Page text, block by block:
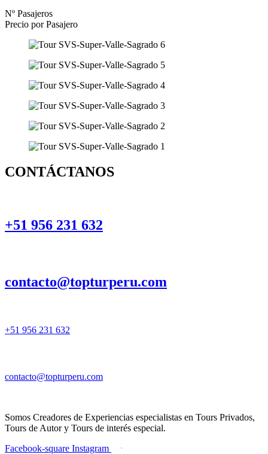
Nº Pasajeros
Precio por Pasajero
CONTÁCTANOS
+51 956 231 632
contacto@topturperu.com
+51 956 231 632
contacto@topturperu.com
Somos Creadores de Experiencias especialistas en Tours Privados,
Tours de Autor y Tours de interés especial.
Facebook-square Instagram